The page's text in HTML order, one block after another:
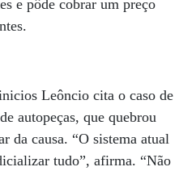
e pôde cobrar um preço
Leôncio cita o caso de
autopeças, que quebrou
da causa. “O sistema atual
tudo”, afirma. “Não